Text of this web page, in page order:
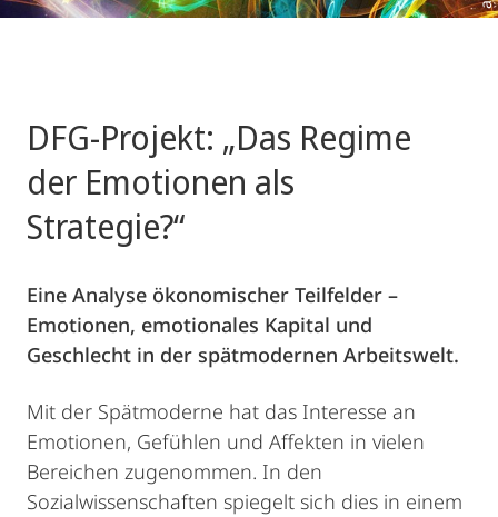
DFG-Projekt: „Das Regime
der Emotionen als
Strategie?“
Eine Analyse ökonomischer Teilfelder –
Emotionen, emotionales Kapital und
Geschlecht in der spätmodernen Arbeitswelt.
Mit der Spätmoderne hat das Interesse an
Emotionen, Gefühlen und Affekten in vielen
Bereichen zugenommen. In den
Sozialwissenschaften spiegelt sich dies in einem